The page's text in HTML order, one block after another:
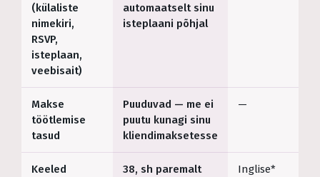
(külaliste
nimekiri,
RSVP,
isteplaan,
veebisait)
automaatselt sinu
isteplaani põhjal
Makse
töötlemise
tasud
Puuduvad — me ei
puutu kunagi sinu
kliendimaksetesse
—
Keeled
38, sh paremalt
Inglise*